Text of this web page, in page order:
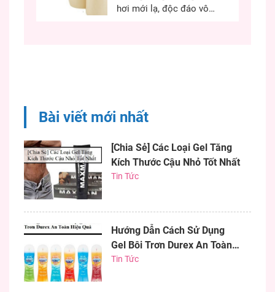
cách quyết định đến...
hơi mới lạ, độc đáo vô
bơm...
Bài viết mới nhất
[Chia Sẻ] Các Loại Gel Tăng
Kích Thước Cậu Nhỏ Tốt Nhất
Tin Tức
Hướng Dẫn Cách Sử Dụng
Gel Bôi Trơn Durex An Toàn
Hiệu Quả
Tin Tức